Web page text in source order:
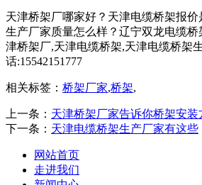
天津桥架厂哪家好？天津电缆桥架报
生产厂家质量怎么样？辽宁双龙电缆
津桥架厂,天津电缆桥架,天津电缆桥架
话:15542151777
相关标签： 桥架厂家,桥架,
上一条： 天津桥架厂家告诉你桥架安装
下一条： 天津电缆桥架生产厂家有这些
网站首页
走进我们